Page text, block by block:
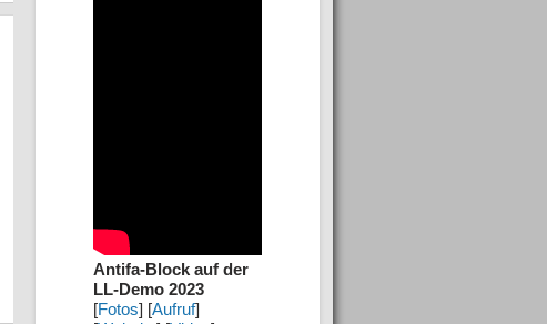
Antifa-Block auf der
LL-Demo 2023
[Fotos] [Aufruf]